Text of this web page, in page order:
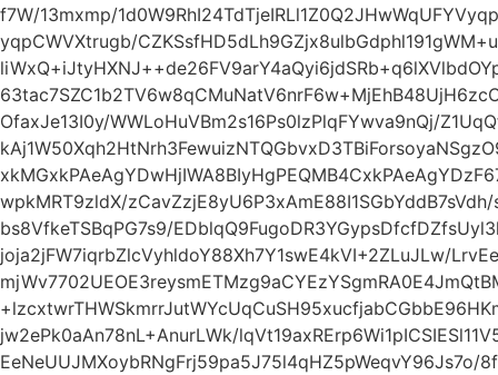
f7W/13mxmp/
yqpCWVXtrugb/
OfaxJe13I0y/WWLoHuVBm2s16Ps0lzPlqFYwva9nQj/
wpkMRT9zldX/
bs8VfkeTSBqPG7s9/
joja2jFW7iqrbZlcVyhldoY88Xh7Y1swE4kVI+2ZLuJLw/
jw2ePk0aAn78nL+AnurLWk/
EeNeUUJMXoybRNgFrj59pa5J75l4qHZ5pWeqvY96Js7o/